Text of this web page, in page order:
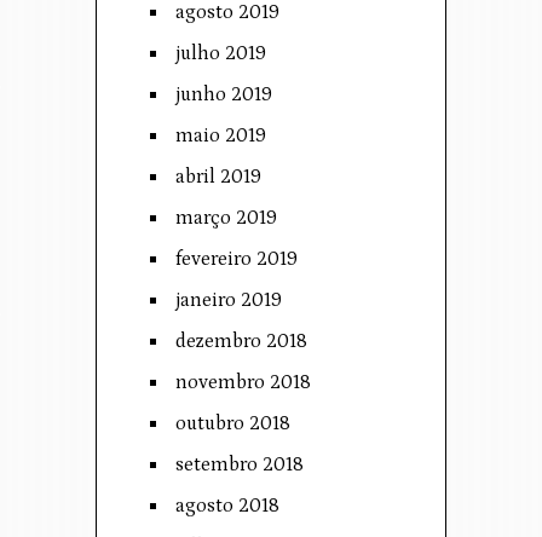
agosto 2019
julho 2019
junho 2019
maio 2019
abril 2019
março 2019
fevereiro 2019
janeiro 2019
dezembro 2018
novembro 2018
outubro 2018
setembro 2018
agosto 2018